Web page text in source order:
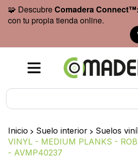
🧩 DescubreComadera Connect™:
con tu propia tienda online.
Inicio > Suelo interior > Suelos
VINYL - MEDIUM PLANKS -
- AVMP40237